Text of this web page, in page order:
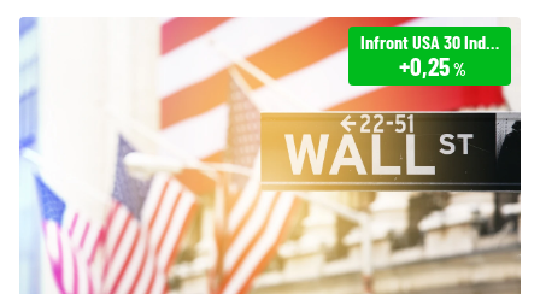
Infront USA 30 Industrial
+0,25 %